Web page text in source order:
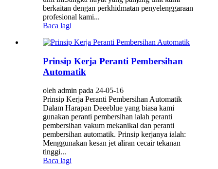
berkaitan dengan perkhidmatan penyelenggaraan
profesional kami...
Baca lagi
Prinsip Kerja Peranti Pembersihan
Automatik
oleh admin pada 24-05-16
Prinsip Kerja Peranti Pembersihan Automatik
Dalam Harapan Deeeblue yang biasa kami
gunakan peranti pembersihan ialah peranti
pembersihan vakum mekanikal dan peranti
pembersihan automatik. Prinsip kerjanya ialah:
Menggunakan kesan jet aliran cecair tekanan
tinggi...
Baca lagi